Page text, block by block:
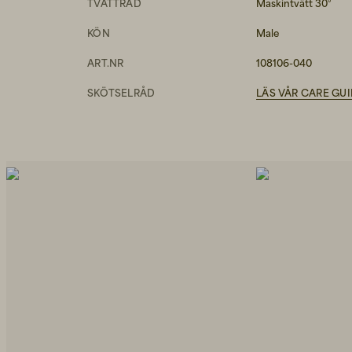
TVÄTTRÅD Maskintvätt 30°
KÖN Male
ART.NR 108106-040
SKÖTSELRÅD LÄS VÅR CARE